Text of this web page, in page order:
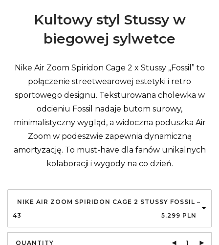
Kultowy styl Stussy w
biegowej sylwetce
Nike Air Zoom Spiridon Cage 2 x Stussy „Fossil” to
połączenie streetwearowej estetyki i retro
sportowego designu. Teksturowana cholewka w
odcieniu Fossil nadaje butom surowy,
minimalistyczny wygląd, a widoczna poduszka Air
Zoom w podeszwie zapewnia dynamiczną
amortyzację. To must-have dla fanów unikalnych
kolaboracji i wygody na co dzień.
NIKE AIR ZOOM SPIRIDON CAGE 2 STUSSY FOSSIL –
43
5.299 PLN
QUANTITY